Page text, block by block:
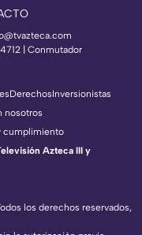
| Conmutador
los derechos reservados,
DerechosInversionistas
nosotros
cumplimiento
Azteca III y